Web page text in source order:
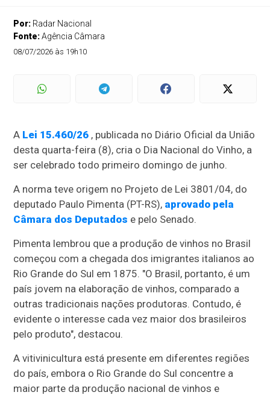
Por: Radar Nacional
Fonte:Agência Câmara
08/07/2026 às 19h10
A Lei 15.460/26 , publicada no Diário Oficial da União
desta quarta-feira (8), cria o Dia Nacional do Vinho, a
ser celebrado todo primeiro domingo de junho.
A norma teve origem no Projeto de Lei 3801/04, do
deputado Paulo Pimenta (PT-RS), aprovado pela
Câmara dos Deputados e pelo Senado.
Pimenta lembrou que a produção de vinhos no Brasil
começou com a chegada dos imigrantes italianos ao
Rio Grande do Sul em 1875. "O Brasil, portanto, é um
país jovem na elaboração de vinhos, comparado a
outras tradicionais nações produtoras. Contudo, é
evidente o interesse cada vez maior dos brasileiros
pelo produto", destacou.
A vitivinicultura está presente em diferentes regiões
do país, embora o Rio Grande do Sul concentre a
maior parte da produção nacional de vinhos e